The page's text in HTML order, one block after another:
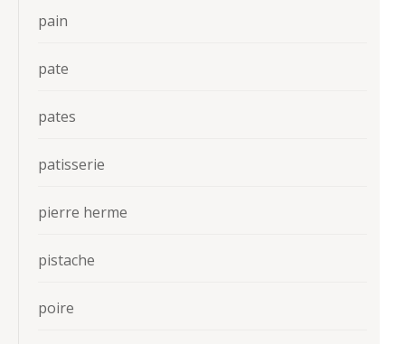
pain
pate
pates
patisserie
pierre herme
pistache
poire